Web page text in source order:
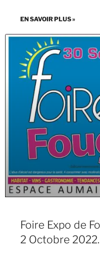
EN SAVOIR PLUS »
Foire Expo de
2 Octobre 2022.